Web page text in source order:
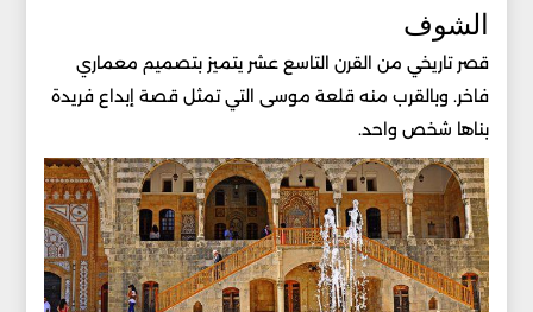
الشوف
قصر تاريخي من القرن التاسع عشر يتميز بتصميم معماري
فاخر. وبالقرب منه قلعة موسى التي تمثل قصة إبداع فريدة
بناها شخص واحد.